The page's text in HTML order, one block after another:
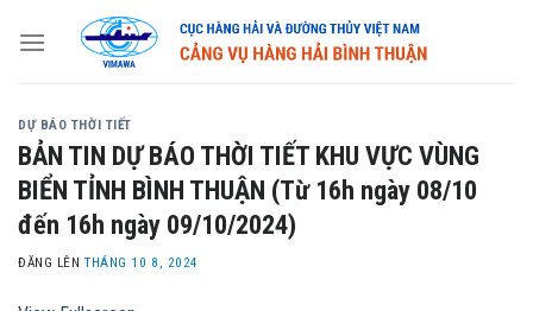
DỰ BÁO THỜI TIẾT
BẢN TIN DỰ BÁO THỜI TIẾT KHU VỰC VÙNG
BIỂN TỈNH BÌNH THUẬN (Từ 16h ngày 08/10
đến 16h ngày 09/10/2024)
ĐĂNG LÊNTHÁNG 10 8, 2024